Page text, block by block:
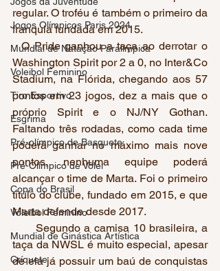
Jogos Olímpicos Paris 2024
Mundial de Natação Paralímpica
Voleibol Feminino
Tiro Esportivo
Esgrima
Pré-olímpico de Basquete
Pré-Olímpico de Vôlei
Copa do Brasil
Voleibol Feminino
Mundial de Ginástica Artística
Críquete
regular. O troféu é também o primeiro da
franquia fundada em 2015.
  O Pride ganhou a taça ao derrotar o
Washington Spirit por 2 a 0, no Inter&Co
Stadium, na Flórida, chegando aos 57
pontos em 23 jogos, dez a mais que o
próprio Spirit e o NJ/NY Gothan.
Faltando três rodadas, como cada time
poderá ganhar no máximo mais nove
pontos, nenhuma equipe poderá
alcançar o time de Marta. Foi o primeiro
título do clube, fundado em 2015, e que
Marta defende desde 2017.
taça da NWSL é muito especial, apesar
de ela já possuir um baú de conquistas